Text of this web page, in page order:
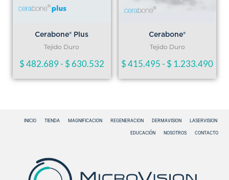
Cerabone® Plus
Tejido Duro
$482.689- $ 630.532
$ 482.689
Cerabone®
Tejido Duro
$415.495 - $ 1.233.490
INICIO TIENDA MAGNIFICACION REGENERACION DERMAVISION LASERVISION
EDUCACIÓN NOSOTROS CONTACTO